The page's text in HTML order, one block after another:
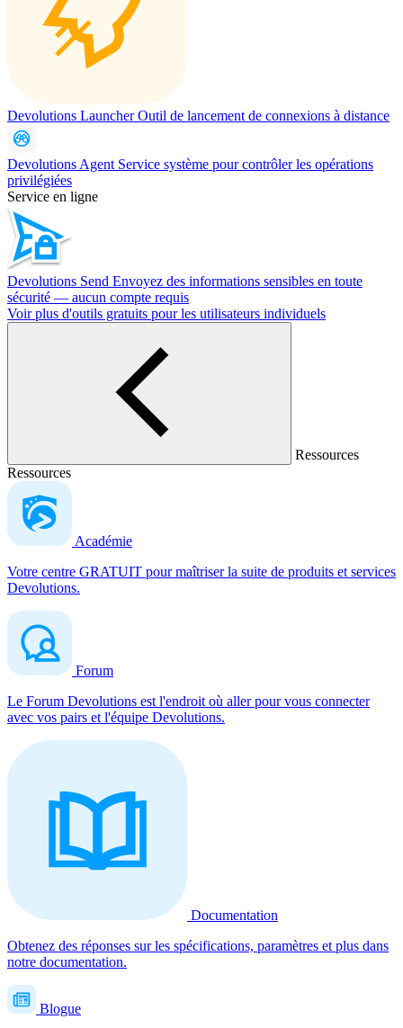
Devolutions LauncherOutil de lancement de connexions à distance
Devolutions Agent Service système pour contrôler les opérations
privilégiées
Service en ligne
Devolutions Send Envoyez des informations sensibles en toute
sécurité — aucun compte requis
Voir plus d'outils gratuits pour les utilisateurs individuels
Ressources
Ressources
Académie
Votre centre GRATUIT pour maîtriser la suite de produits et services
Devolutions.
Forum
Le Forum Devolutions est l'endroit où aller pour vous connecter
avec vos pairs et l'équipe Devolutions.
Documentation
Obtenez des réponses sur les spécifications, paramètres et plus dans
notre documentation.
Blogue